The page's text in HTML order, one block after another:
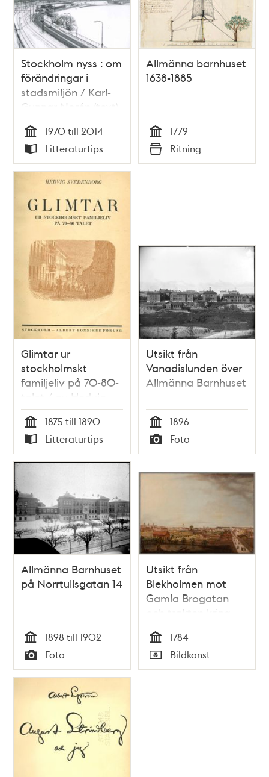
Stockholm nyss : om
förändringar i
stadsmiljön / Karl-
Gunnar Norén (text)
och Christer Löfgren
(foto)
Tid
1970 till 2014
Typ
Litteraturtips
Allmänna barnhuset
1638-1885
Tid
1779
Typ
Ritning
Glimtar ur
stockholmskt
familjeliv på 70-80-
talet / av Hedvig
Svedenborg
Tid
1875 till 1890
Typ
Litteraturtips
Utsikt från
Vanadislunden över
Allmänna Barnhuset
Tid
1896
Typ
Foto
Allmänna Barnhuset
på Norrtullsgatan 14
Tid
1898 till 1902
Typ
Foto
Utsikt från
Blekholmen mot
Gamla Brogatan
och trakten kring
Observatoriet
Tid
1784
Typ
Bildkonst